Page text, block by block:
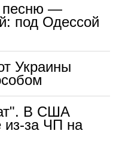
песню —
под Одессой
Украины
В США
из-за ЧП на